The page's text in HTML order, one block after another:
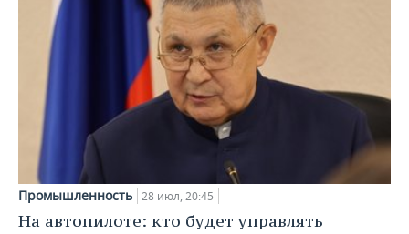
Промышленность 28 июл, 20:45
На автопилоте: кто будет управлять